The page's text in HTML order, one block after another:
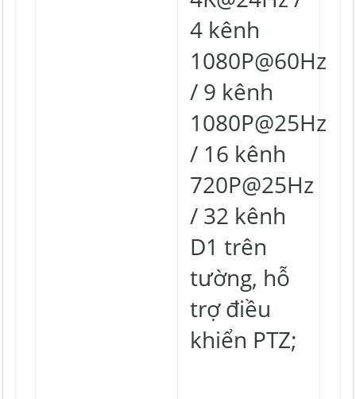
4 kênh
1080P@60Hz
/ 9 kênh
1080P@25Hz
/ 16 kênh
720P@25Hz
/ 32 kênh
D1 trên
tường, hỗ
trợ điều
khiển PTZ;